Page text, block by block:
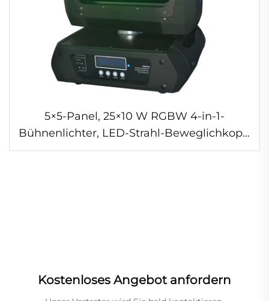
5×5-Panel, 25×10 W RGBW 4-in-1-
Bühnenlichter, LED-Strahl-Beweglichkopf-
Matrixlicht für Nachtclubs und Konzerte
Kostenloses Angebot anfordern